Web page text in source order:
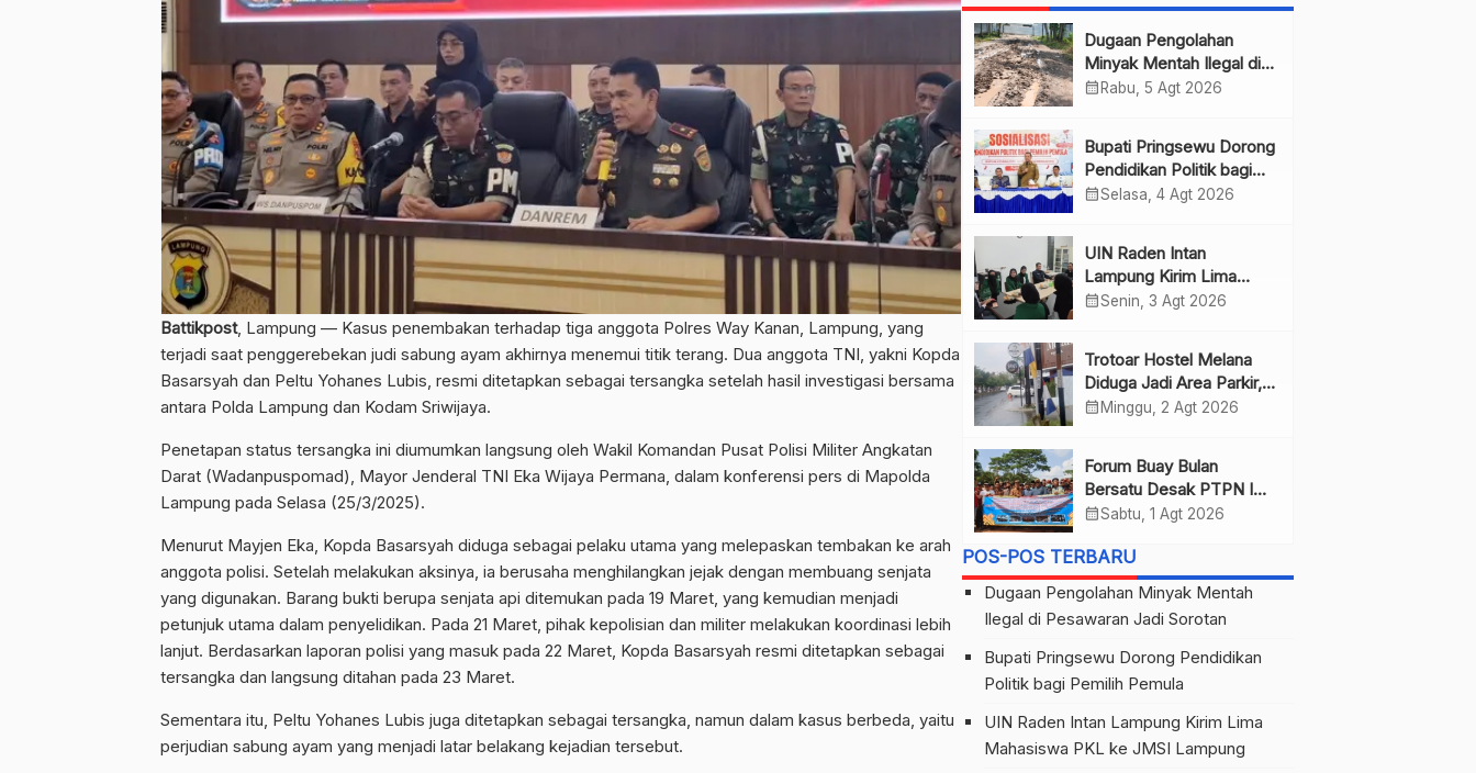
Battikpost, Lampung — Kasus penembakan terhadap tiga anggota Polres Way Kanan, Lampung, yang
terjadi saat penggerebekan judi sabung ayam akhirnya menemui titik terang. Dua anggota TNI, yakni Kopda
Basarsyah dan Peltu Yohanes Lubis, resmi ditetapkan sebagai tersangka setelah hasil investigasi bersama
antara Polda Lampung dan Kodam Sriwijaya.
Penetapan status tersangka ini diumumkan langsung oleh Wakil Komandan Pusat Polisi Militer Angkatan
Darat (Wadanpuspomad), Mayor Jenderal TNI Eka Wijaya Permana, dalam konferensi pers di Mapolda
Lampung pada Selasa (25/3/2025).
Menurut Mayjen Eka, Kopda Basarsyah diduga sebagai pelaku utama yang melepaskan tembakan ke arah
anggota polisi. Setelah melakukan aksinya, ia berusaha menghilangkan jejak dengan membuang senjata
yang digunakan. Barang bukti berupa senjata api ditemukan pada 19 Maret, yang kemudian menjadi
petunjuk utama dalam penyelidikan. Pada 21 Maret, pihak kepolisian dan militer melakukan koordinasi lebih
lanjut. Berdasarkan laporan polisi yang masuk pada 22 Maret, Kopda Basarsyah resmi ditetapkan sebagai
tersangka dan langsung ditahan pada 23 Maret.
Sementara itu, Peltu Yohanes Lubis juga ditetapkan sebagai tersangka, namun dalam kasus berbeda, yaitu
perjudian sabung ayam yang menjadi latar belakang kejadian tersebut.
Dugaan Pengolahan
Minyak Mentah Ilegal di
Pesawaran Jadi Sorotan
calendar_month Rabu, 5 Agt 2026
Bupati Pringsewu Dorong
Pendidikan Politik bagi
Pemilih Pemula
calendar_monthSelasa, 4 Agt 2026
UIN Raden Intan
Lampung Kirim Lima
Mahasiswa PKL ke JMSI
calendar_monthSenin, 3 Agt 2026
Trotoar Hostel Melana
Diduga Jadi Area Parkir,
Warga Minta Pemda
calendar_month Minggu, 2 Agt 2026
Forum Buay Bulan
Bersatu Desak PTPN I
Regional 7 Tanggapi
calendar_monthSabtu, 1 Agt 2026
POS-POS TERBARU
Dugaan Pengolahan Minyak Mentah
Ilegal di Pesawaran Jadi Sorotan
Bupati Pringsewu Dorong Pendidikan
Politik bagi Pemilih Pemula
UIN Raden Intan Lampung Kirim Lima
Mahasiswa PKL ke JMSI Lampung